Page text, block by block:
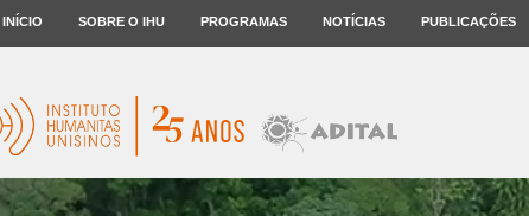
INÍCIO SOBRE O IHU PROGRAMAS NOTÍCIAS PUBLICAÇÕES